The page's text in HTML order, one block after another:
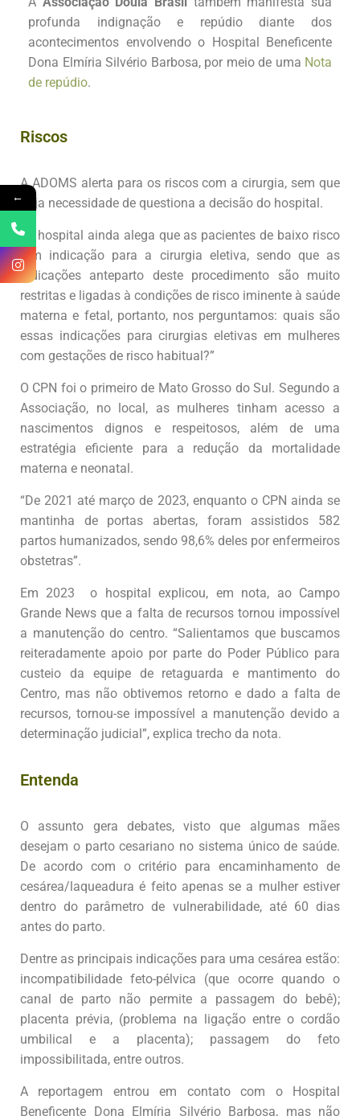
profunda indignação e repúdio diante dos
acontecimentos envolvendo o
Hospital Beneficente
Dona Elmíria Silvério Barbosa, por meio de uma Nota
de repúdio.
Riscos
A ADOMS alerta para os riscos com a cirurgia, sem que
haja necessidade de questiona a decisão do hospital.
”O hospital ainda alega que as pacientes de baixo risco
têm indicação para a cirurgia eletiva, sendo que as
indicações anteparto deste procedimento são muito
restritas e ligadas à condições de risco iminente à saúde
materna e fetal, portanto, nos perguntamos: quais são
essas indicações para cirurgias eletivas em mulheres
com gestações de risco habitual?”
O CPN foi o primeiro de Mato Grosso do Sul. Segundo a
Associação, no local, as mulheres tinham acesso a
nascimentos dignos e respeitosos, além de uma
estratégia eficiente para a redução da mortalidade
materna e neonatal.
“De 2021 até março de 2023, enquanto o CPN ainda se
mantinha de portas abertas, foram assistidos 582
partos humanizados, sendo 98,6% deles por enfermeiros
obstetras”.
Em 2023 o hospital explicou, em nota, ao Campo
Grande News que a falta de recursos tornou impossível
a manutenção do centro. “Salientamos que buscamos
reiteradamente apoio por parte do Poder Público para
custeio da equipe de retaguarda e mantimento do
Centro, mas não obtivemos retorno e dado a falta de
recursos, tornou-se impossível a manutenção devido a
determinação judicial”, explica trecho da nota.
Entenda
O assunto gera debates, visto que algumas mães
desejam o parto cesariano no sistema único de saúde.
De acordo com o critério para encaminhamento de
cesárea/laqueadura é feito apenas se a mulher estiver
dentro do parâmetro de vulnerabilidade, até 60 dias
antes do parto.
Dentre as principais indicações para uma cesárea estão:
incompatibilidade feto-pélvica (que ocorre quando o
canal de parto não permite a passagem do bebê);
placenta prévia, (problema na ligação entre o cordão
umbilical e a placenta); passagem do feto
impossibilitada, entre outros.
A reportagem entrou em contato com o Hospital
Beneficente Dona Elmíria Silvério Barbosa, mas não
←